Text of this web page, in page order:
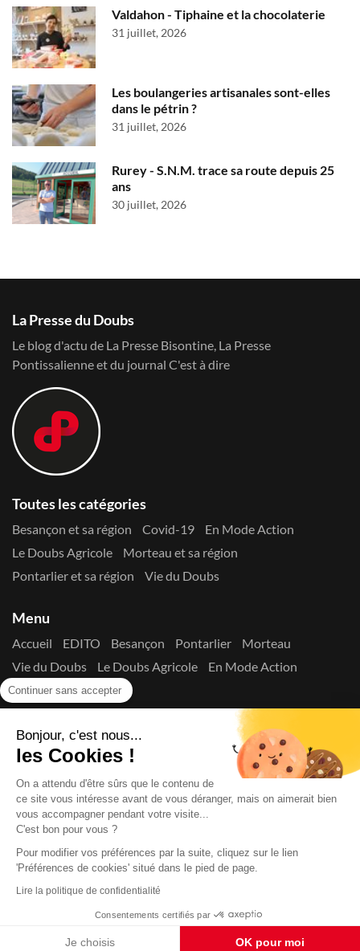
Continuer sans accepter
Bonjour, c'est nous...
les Cookies !
On a attendu d'être sûrs que le contenu de
ce site vous intéresse avant de vous déranger, mais on aimerait bien
vous accompagner pendant votre visite...
C'est bon pour vous ?
Pour modifier vos préférences par la suite, cliquez sur le lien
'Préférences de cookies' situé dans le pied de page.
Lire la politique de confidentialité
Consentements certifiés par
Je choisis OK pour moi
Valdahon - Tiphaine et la chocolaterie
31 juillet, 2026
Les boulangeries artisanales sont-elles
dans le pétrin ?
31 juillet, 2026
Rurey - S.N.M. trace sa route depuis 25
ans
30 juillet, 2026
La Presse du Doubs
Le blog d'actu de La Presse Bisontine, La Presse
Pontissalienne et du journal C'est à dire
Toutes les catégories
Besançon et sa région Covid-19
En Mode Action
Le Doubs Agricole
Morteau et sa région
Pontarlier et sa région
Vie du Doubs
Menu
Accueil EDITO Besançon Pontarlier
Morteau
Vie du Doubs
Le Doubs Agricole
En Mode Action
Contactez-nous !
Suivez-nous sur les réseaux
Copyright © 2026 La Presse du Doubs
2725-8165 - N° de commission paritaire : 1125 Y 94392
Données Personnelles
Mentions Légales